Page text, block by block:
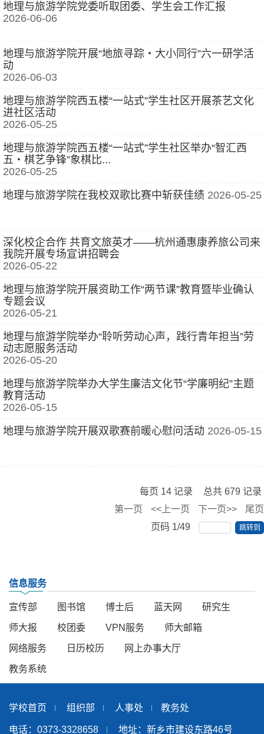
地理与旅游学院党委听取团委、学生会工作汇报
2026-06-06
地理与旅游学院开展“地旅寻踪・大小同行”六一研学活
动
2026-06-03
地理与旅游学院西五楼“一站式”学生社区开展茶艺文化
进社区活动
2026-05-25
地理与旅游学院西五楼“一站式”学生社区举办“智汇西
五・棋艺争锋”象棋比...
2026-05-25
地理与旅游学院在我校双歌比赛中斩获佳绩 2026-05-25
深化校企合作 共育文旅英才——杭州通惠康养旅公司来
我院开展专场宣讲招聘会
2026-05-22
地理与旅游学院开展资助工作“两节课”教育暨毕业确认
专题会议
2026-05-21
地理与旅游学院举办“聆听劳动心声，践行青年担当”劳
动志愿服务活动
2026-05-20
地理与旅游学院举办大学生廉洁文化节“学廉明纪”主题
教育活动
2026-05-15
地理与旅游学院开展双歌赛前暖心慰问活动 2026-05-15
每页 14 记录 总共 679 记录
第一页
<<上一页 下一页>>
尾页
页码 1/49 跳转到
信息服务
宣传部 图书馆 博士后 蓝天网 研究生
师大报 校团委 VPN服务 师大邮箱
网络服务 日历校历 网上办事大厅
教务系统
学校首页 组织部 人事处 教务处
电话：0373-3328658 地址：新乡市建设东路46号